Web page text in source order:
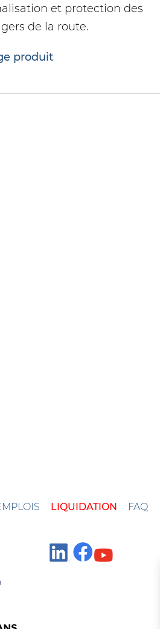
et protection des
de la route.
produit
LIQUIDATION FAQ